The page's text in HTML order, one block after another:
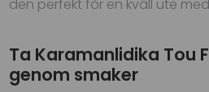
den perfekt för en kväll ute
Ta Karamanlidika Tou
genom smaker